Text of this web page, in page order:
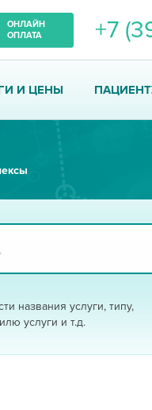
ОНЛАЙН
ОПЛАТА
+7
И ЦЕНЫ
названия услуги, типу,
услуги и т.д.